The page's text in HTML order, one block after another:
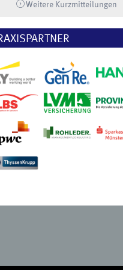
Weitere Kurzmitteilungen